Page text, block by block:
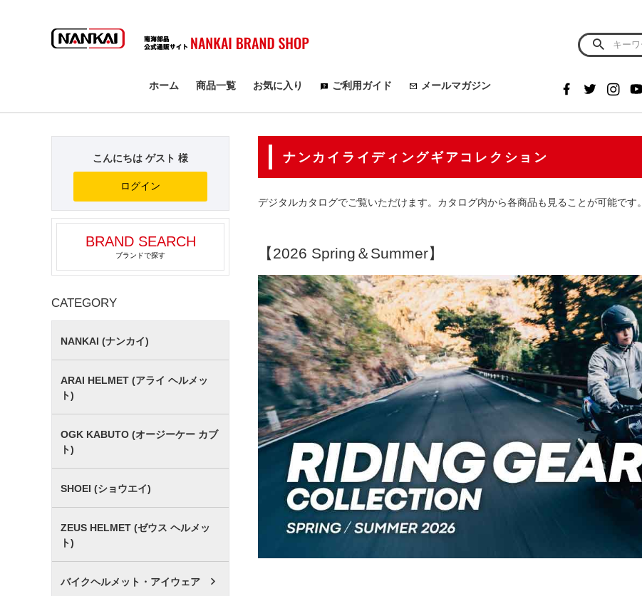
検索
ホーム 商品一覧 お気に入り ご利用ガイド メールマガジン
こんにちは ゲスト 様
ログイン
BRAND SEARCH
ブランドで探す
CATEGORY
NANKAI (ナンカイ)
ARAI HELMET (アライ ヘルメッ
ト)
OGK KABUTO (オージーケー カブ
ト)
SHOEI (ショウエイ)
ZEUS HELMET (ゼウス ヘルメッ
ト)
バイクヘルメット・アイウェア
ナンカイライディングギアコレクション
デジタルカタログでご覧いただけます。カタログ内から各商品も見ることが可能です。
【2026 Spring＆Summer】